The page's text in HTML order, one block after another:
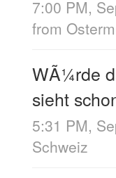
7:00 PM,
from
WÃ¼rde
sieht
5:31 PM,
Schweiz